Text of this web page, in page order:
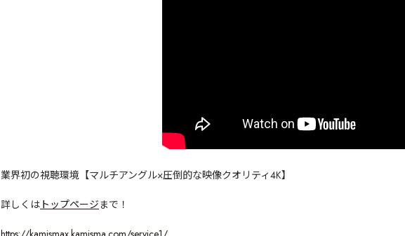
業界初の視聴環境【マルチアングル×圧倒的な映像クオリティ4K】
詳しくは トップページまで！